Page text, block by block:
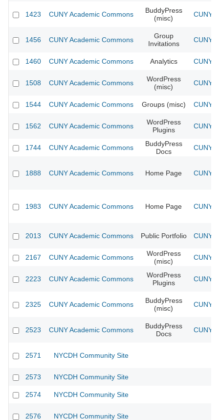
1423 CUNY Academic Commons
BuddyPress
(misc)
CUNY
1456 CUNY Academic Commons
Group
Invitations
CUNY
1460 CUNY Academic Commons Analytics CUNY
1508 CUNY Academic Commons
WordPress
(misc)
CUNY
1544 CUNY Academic Commons Groups (misc) CUNY
1562 CUNY Academic Commons
WordPress
Plugins
CUNY
1744 CUNY Academic Commons
BuddyPress
Docs
CUNY
1888 CUNY Academic Commons Home Page CUNY
1983 CUNY Academic Commons Home Page CUNY
2013 CUNY Academic Commons Public Portfolio CUNY
2167 CUNY Academic Commons
WordPress
(misc)
CUNY
2223 CUNY Academic Commons
WordPress
Plugins
CUNY
2325 CUNY Academic Commons
BuddyPress
(misc)
CUNY
2523 CUNY Academic Commons
BuddyPress
Docs
CUNY
2571 NYCDH Community Site
2573 NYCDH Community Site
2574 NYCDH Community Site
2576 NYCDH Community Site